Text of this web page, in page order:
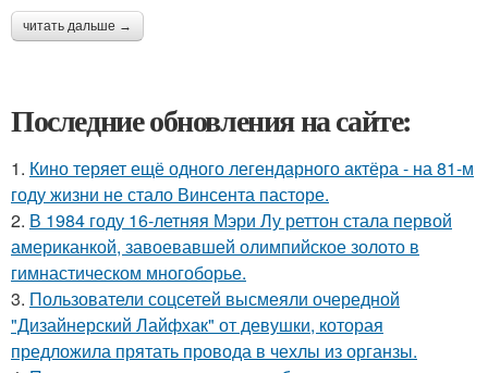
читать дальше →
Последние обновления на сайте:
1. Кино теряет ещё одного легендарного актёра - на 81-м
году жизни не стало Винсента пасторе.
2. В 1984 году 16-летняя Мэри Лу реттон стала первой
американкой, завоевавшей олимпийское золото в
гимнастическом многоборье.
3. Пользователи соцсетей высмеяли очередной
"Дизайнерский Лайфхак" от девушки, которая
предложила прятать провода в чехлы из органзы.